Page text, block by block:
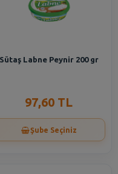
Sütaş Labne Peynir 200 gr
97,60 TL
Şube Seçiniz